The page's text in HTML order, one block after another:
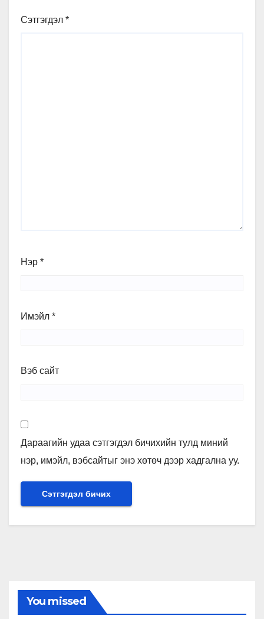
Сэтгэгдэл *
Нэр *
Имэйл *
Вэб сайт
Дараагийн удаа сэтгэгдэл бичихийн тулд миний
нэр, имэйл, вэбсайтыг энэ хөтөч дээр хадгална уу.
You missed